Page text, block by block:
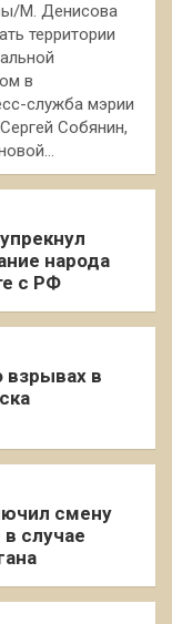
М. Денисова
территории
в
служба мэрии
Собянин,
народа
с РФ
в
смену
случае